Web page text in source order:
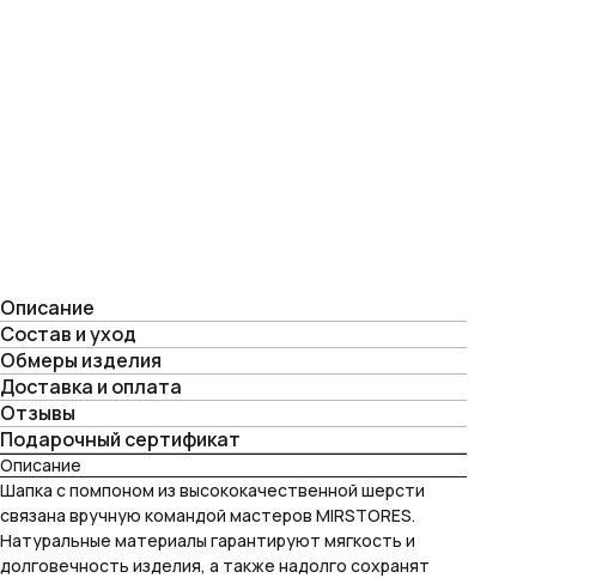
Описание
Состав и уход
Обмеры изделия
Доставка и оплата
Отзывы
Подарочный сертификат
Описание
Шапка с помпоном из высококачественной шерсти
связана вручную командой мастеров MIRSTORES.
Натуральные материалы гарантируют мягкость и
долговечность изделия, а также надолго сохранят